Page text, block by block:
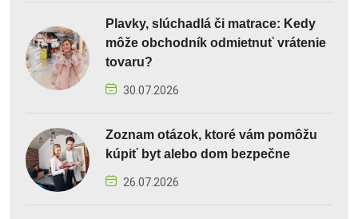
Plavky, slúchadlá či matrace: Kedy
môže obchodník odmietnuť vrátenie
tovaru?
30.07.2026
Zoznam otázok, ktoré vám pomôžu
kúpiť byt alebo dom bezpečne
26.07.2026